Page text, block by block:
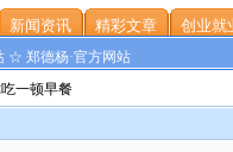
新闻资讯 精彩文章 创业就
☆ 郑德杨·官方网站
一顿早餐